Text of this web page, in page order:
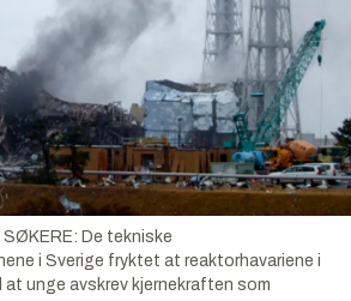
De tekniske
i Sverige fryktet at reaktorhavariene i
at unge avskrev kjernekraften som